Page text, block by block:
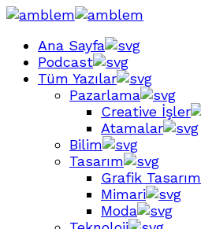
Ana Sayfa
Podcast
Tüm Yazılar
Pazarlama
Creative İşler
Atamalar
Bilim
Tasarım
Grafik Tasarım
Mimari
Moda